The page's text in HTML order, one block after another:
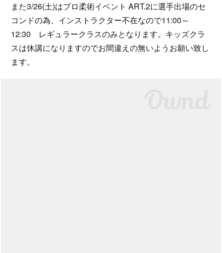
また3/26(土)はプロ柔術イベント ART.2に選手出場のセ
コンドの為、インストラクター不在なので11:00～
12:30 レギュラークラスのみとなります。キッズクラ
スは休講になりますのでお間違えの無いようお願い致し
ます。